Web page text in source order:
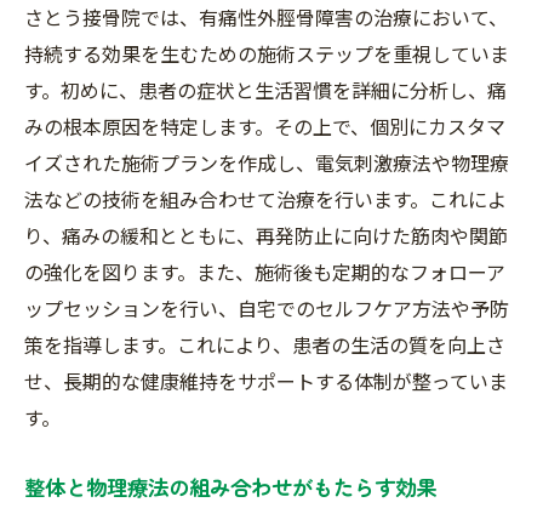
患者の声で見るさとう接骨院の有痛性外脛骨障
害施術の効果
患者の体験談から見る施術の成果
長年の悩みを解消した患者の声
施術の変化を感じた瞬間
改善に至るまでのプロセスと感想
施術後の生活の変化について
満足度の高い施術の理由
みずほ台駅近くの接骨院で根本改善を目指す理
由とは
施術の質を高めるための研修制度
さとう接骨院では、有痛性外脛骨障害の治療において、
持続する効果を生むための施術ステップを重視していま
す。初めに、患者の症状と生活習慣を詳細に分析し、痛
みの根本原因を特定します。その上で、個別にカスタマ
イズされた施術プランを作成し、電気刺激療法や物理療
法などの技術を組み合わせて治療を行います。これによ
り、痛みの緩和とともに、再発防止に向けた筋肉や関節
の強化を図ります。また、施術後も定期的なフォローア
ップセッションを行い、自宅でのセルフケア方法や予防
策を指導します。これにより、患者の生活の質を向上さ
せ、長期的な健康維持をサポートする体制が整っていま
す。
整体と物理療法の組み合わせがもたらす効果